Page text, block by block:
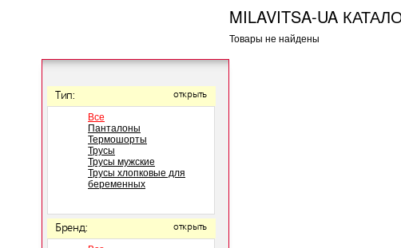
Тип: открыть
Все
Панталоны
Термошорты
Трусы
Трусы мужские
Трусы хлопковые для
беременных
Бренд: открыть
MILAVITSA-UA
Товары не найдены